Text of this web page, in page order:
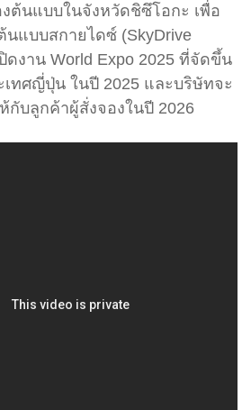
ต้นแบบในจังหวัดชิซึโอกะ เพื่อ
นแบบสกายไดซ์ (SkyDrive
ดงาน World Expo 2025 ที่จัดขึ้น
ทศญี่ปุ่น ในปี 2025 และบริษัทจะ
กับลูกค้าผู้สั่งจองในปี 2026